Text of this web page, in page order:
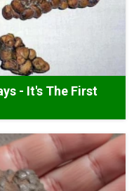
- It's The First